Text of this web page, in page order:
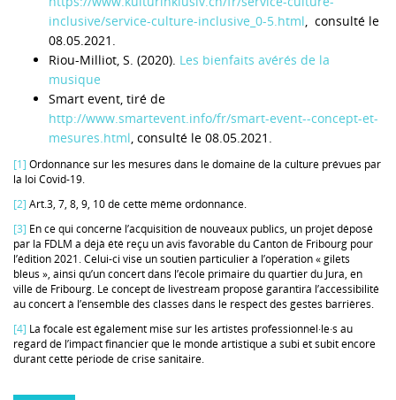
inclusive/service-culture-inclusive_0-5.html, consulté le
08.05.2021.
Riou-Milliot, S. (2020). Les bienfaits avérés de la
musique
Smart event, tiré de
http://www.smartevent.info/fr/smart-event--concept-et-
mesures.html, consulté le 08.05.2021.
[1] Ordonnance sur les mesures dans le domaine de la culture prévues par
la loi Covid-19.
[2] Art.3, 7, 8, 9, 10 de cette même ordonnance.
[3] En ce qui concerne l’acquisition de nouveaux publics, un projet déposé
par la FDLM a déjà été reçu un avis favorable du Canton de Fribourg pour
l’édition 2021. Celui-ci vise un soutien particulier à l’opération « gilets
bleus », ainsi qu’un concert dans l’école primaire du quartier du Jura, en
ville de Fribourg. Le concept de livestream proposé garantira l’accessibilité
au concert à l’ensemble des classes dans le respect des gestes barrières.
[4] La focale est également mise sur les artistes professionnel·le·s au
regard de l’impact financier que le monde artistique a subi et subit encore
durant cette période de crise sanitaire.